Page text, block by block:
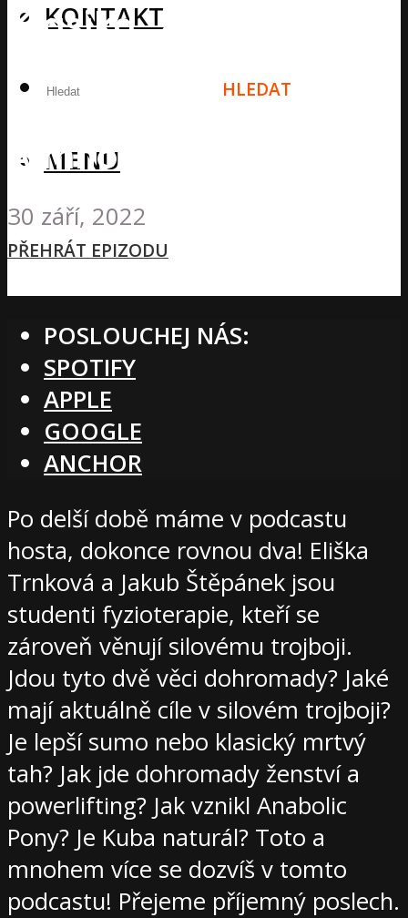
KONTAKT
HLEDAT
MENU
Klasika, Ženy a
A mnohem více!
30 září, 2022
PŘEHRÁT EPIZODU
POSLOUCHEJ NÁS:
SPOTIFY
APPLE
GOOGLE
ANCHOR
Po delší době máme v podcastu
hosta, dokonce rovnou dva! Eliška
Trnková a Jakub Štěpánek jsou
studenti fyzioterapie, kteří se
zároveň věnují silovému trojboji.
Jdou tyto dvě věci dohromady? Jaké
mají aktuálně cíle v silovém trojboji?
Je lepší sumo nebo klasický mrtvý
tah? Jak jde dohromady ženství a
powerlifting? Jak vznikl Anabolic
Pony? Je Kuba naturál? Toto a
mnohem více se dozvíš v tomto
podcastu! Přejeme příjemný poslech.